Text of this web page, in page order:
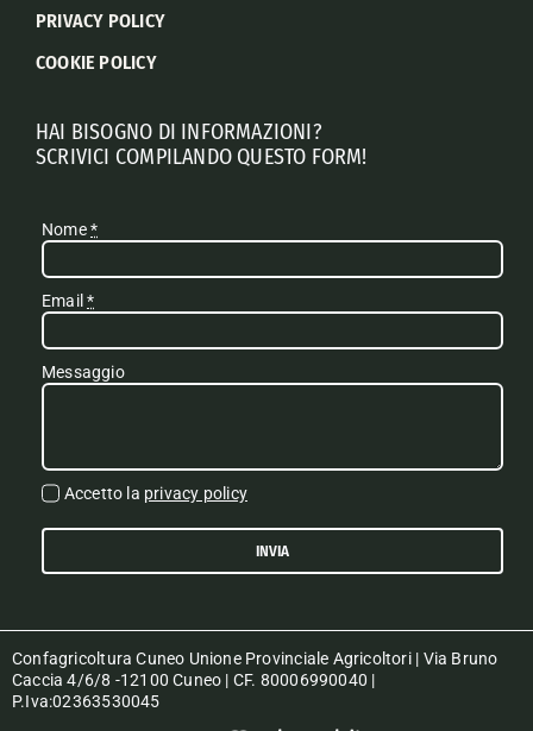
PRIVACY POLICY
COOKIE POLICY
HAI BISOGNO DI INFORMAZIONI?
SCRIVICI COMPILANDO QUESTO FORM!
Nome*
Email*
Messaggio
Accetto la privacy policy
INVIA
Confagricoltura Cuneo Unione Provinciale Agricoltori | Via Bruno
Caccia 4/6/8 -12100 Cuneo | CF. 80006990040 |
P.Iva:02363530045